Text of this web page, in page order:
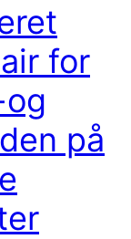
for
på